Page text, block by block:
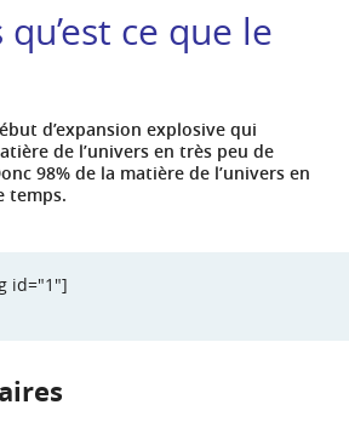
ce que le
d’expansion explosive qui
de l’univers en très peu de
98% de la matière de l’univers en
temps.
id="1"]